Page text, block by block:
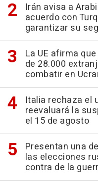
Irán avisa a
acuerdo con
garantizar su
La UE afirma
de 28.000
combatir en
Italia rechaza el
reevaluará la
el 15 de agosto
Presentan una
las elecciones
contra de la